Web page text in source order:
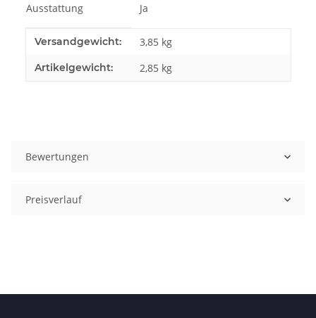
Ausstattung
Ja
Produkteigenschaft
Wert
Versandgewicht: 3,85 kg
Artikelgewicht: 2,85 kg
Bewertungen
Preisverlauf